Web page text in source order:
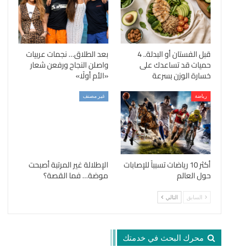
قبل الفستان أو البدلة.. 4
حميات قد تساعدك على
خسارة الوزن بسرعة
بعد الطلاق… نجمات عربيات
واصلن النجاح ورفعن شعار
«الأم أولًا»
رياضة
أكثر 10 رياضات تسبباً للإصابات
حول العالم
غير مصنف
الإطلالة غير المرتبة أصبحت
موضة… فما القصة؟
السابق التالي
محرك البحث في خدمتك